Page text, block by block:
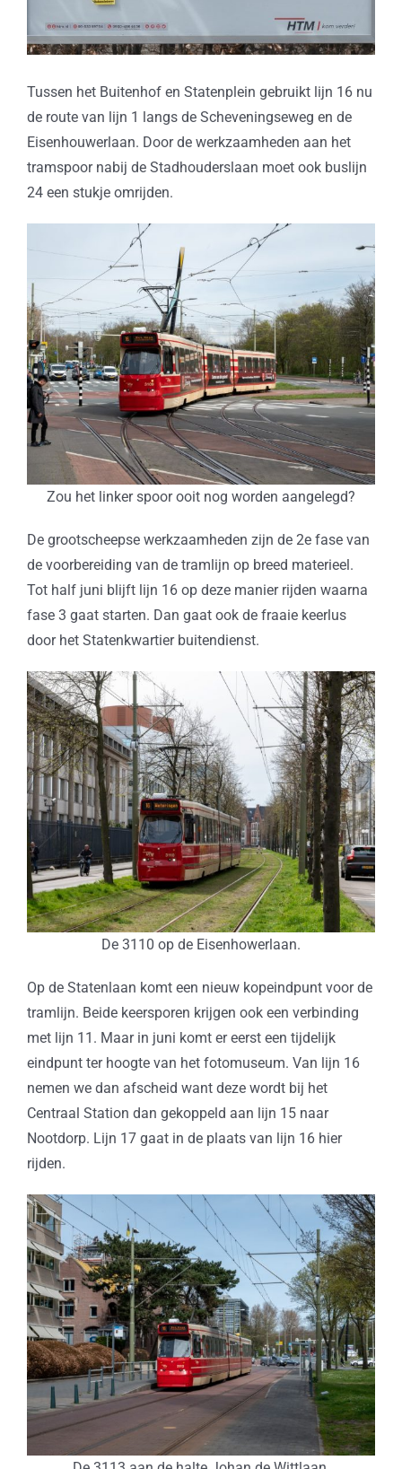
Tussen het Buitenhof en Statenplein gebruikt lijn 16 nu
de route van lijn 1 langs de Scheveningseweg en de
Eisenhouwerlaan. Door de werkzaamheden aan het
tramspoor nabij de Stadhouderslaan moet ook buslijn
24 een stukje omrijden.
Zou het linker spoor ooit nog worden aangelegd?
De grootscheepse werkzaamheden zijn de 2e fase van
de voorbereiding van de tramlijn op breed materieel.
Tot half juni blijft lijn 16 op deze manier rijden waarna
fase 3 gaat starten. Dan gaat ook de fraaie keerlus
door het Statenkwartier buitendienst.
De 3110 op de Eisenhowerlaan.
Op de Statenlaan komt een nieuw kopeindpunt voor de
tramlijn. Beide keersporen krijgen ook een verbinding
met lijn 11. Maar in juni komt er eerst een tijdelijk
eindpunt ter hoogte van het fotomuseum. Van lijn 16
nemen we dan afscheid want deze wordt bij het
Centraal Station dan gekoppeld aan lijn 15 naar
Nootdorp. Lijn 17 gaat in de plaats van lijn 16 hier
rijden.